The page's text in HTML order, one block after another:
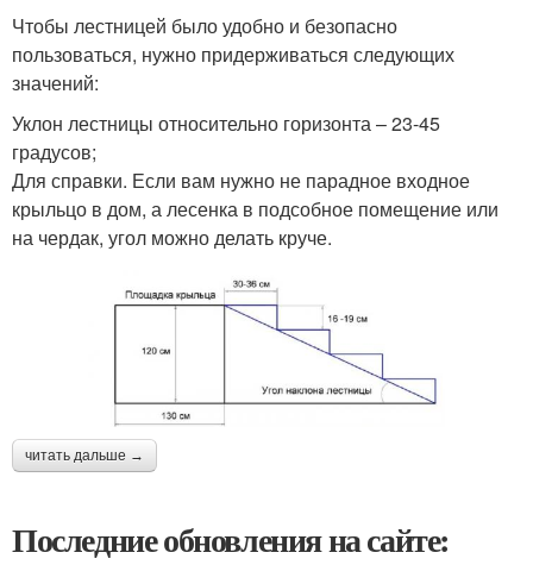
Чтобы лестницей было удобно и безопасно
пользоваться, нужно придерживаться следующих
значений:
Уклон лестницы относительно горизонта – 23-45
градусов;
Для справки. Если вам нужно не парадное входное
крыльцо в дом, а лесенка в подсобное помещение или
на чердак, угол можно делать круче.
читать дальше →
Последние обновления на сайте: